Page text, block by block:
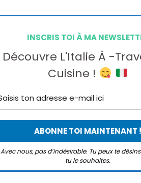
INSCRIS TOI À MA
Découvre L'Italie À -
Cuisine !
Avec nous, pas d’indésirable. Tu peux te
tu le souhaites.